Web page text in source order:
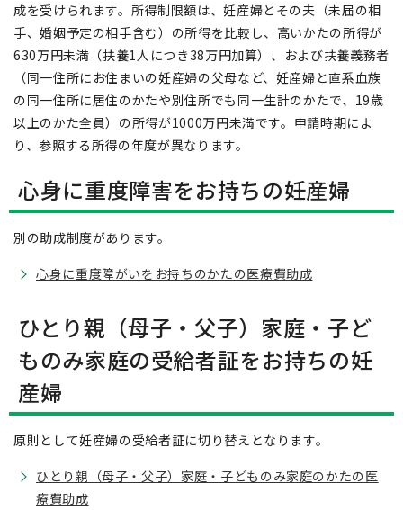
成を受けられます。所得制限額は、妊産婦とその夫（未届の相
手、婚姻予定の相手含む）の所得を比較し、高いかたの所得が
630万円未満（扶養1人につき38万円加算）、および扶養義務者
（同一住所にお住まいの妊産婦の父母など、妊産婦と直系血族
の同一住所に居住のかたや別住所でも同一生計のかたで、19歳
以上のかた全員）の所得が1000万円未満です。申請時期によ
り、参照する所得の年度が異なります。
心身に重度障害をお持ちの妊産婦
別の助成制度があります。
心身に重度障がいをお持ちのかたの医療費助成
ひとり親（母子・父子）家庭・子ど
ものみ家庭の受給者証をお持ちの妊
産婦
原則として妊産婦の受給者証に切り替えとなります。
ひとり親（母子・父子）家庭・子どものみ家庭のかたの医
療費助成